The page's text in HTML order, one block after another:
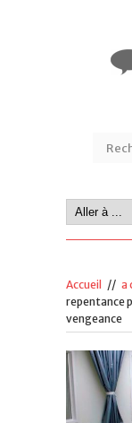
Accueil // a
repentance
vengeance